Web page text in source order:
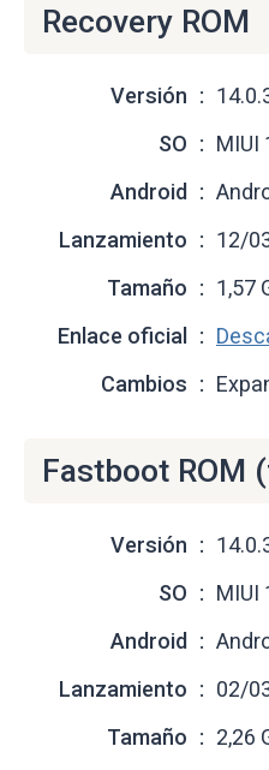
Recovery ROM
Versión
SO
MIUI
Android
Lanzamiento
12/
Tamaño
1,57
Enlace oficial
Cambios
Fastboot ROM
Versión
SO
MIUI
Android
Lanzamiento
02/
Tamaño
2,26